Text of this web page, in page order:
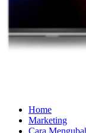
Home
Marketing
Cara